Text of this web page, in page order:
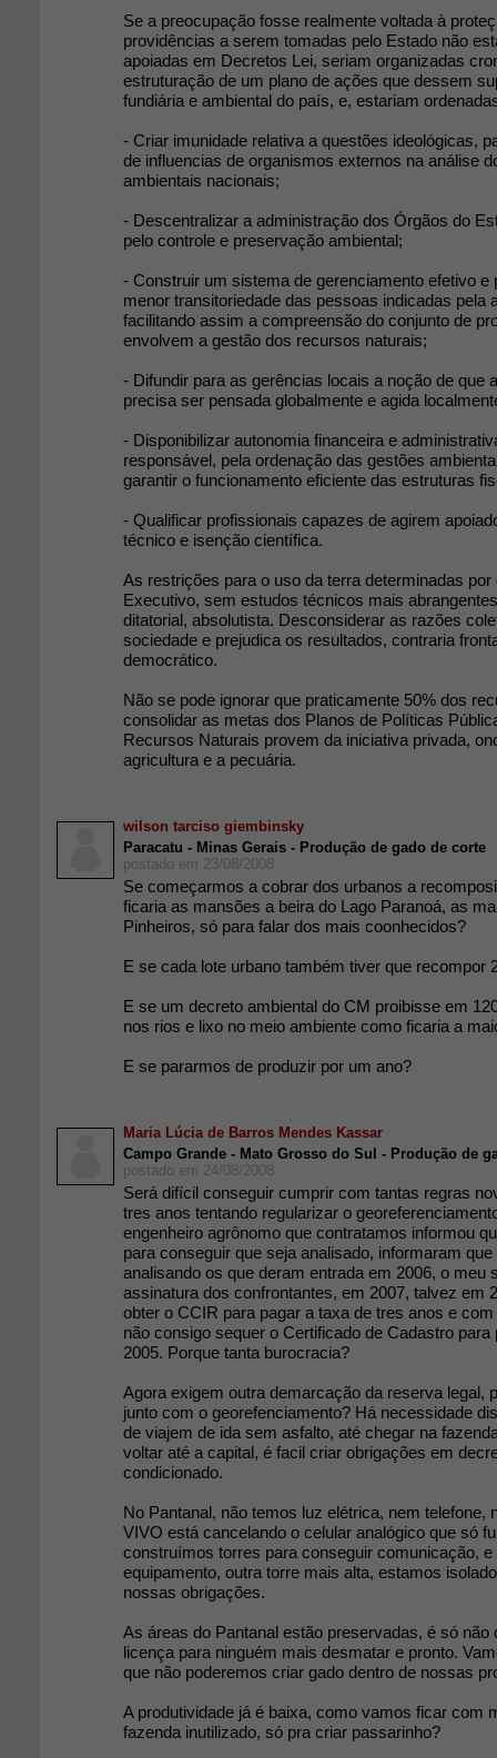
Se a preocupação fosse realmente voltada à
providências a serem tomadas pelo Estado não
apoiadas em Decretos Lei, seriam organizadas
estruturação de um plano de ações que dessem
fundiária e ambiental do país, e, estariam
- Criar imunidade relativa a questões ideológicas,
de influencias de organismos externos na análise
ambientais nacionais;
- Descentralizar a administração dos Órgãos do
pelo controle e preservação ambiental;
- Construir um sistema de gerenciamento efetivo e
menor transitoriedade das pessoas indicadas pela
facilitando assim a compreensão do conjunto de
envolvem a gestão dos recursos naturais;
- Difundir para as gerências locais a noção de que
precisa ser pensada globalmente e agida
- Disponibilizar autonomia financeira e
responsável, pela ordenação das gestões
garantir o funcionamento eficiente das estruturas
- Qualificar profissionais capazes de agirem
técnico e isenção científica.
As restrições para o uso da terra determinadas por
Executivo, sem estudos técnicos mais
ditatorial, absolutista. Desconsiderar as razões
sociedade e prejudica os resultados, contraria
democrático.
Não se pode ignorar que praticamente 50% dos
consolidar as metas dos Planos de Políticas
Recursos Naturais provem da iniciativa privada,
agricultura e a pecuária.
wilson tarciso giembinsky
Paracatu - Minas Gerais - Produção de gado de corte
postado em 23/08/2008
Se começarmos a cobrar dos urbanos a
ficaria as mansões a beira do Lago Paranoá, as
Pinheiros, só para falar dos mais coonhecidos?
E se cada lote urbano também tiver que recompor
E se um decreto ambiental do CM proibisse em
nos rios e lixo no meio ambiente como ficaria a
E se pararmos de produzir por um ano?
Maria Lúcia de Barros Mendes Kassar
Campo Grande - Mato Grosso do Sul - Produção de
postado em 24/08/2008
Será difícil conseguir cumprir com tantas regras
tres anos tentando regularizar o
engenheiro agrônomo que contratamos informou
para conseguir que seja analisado, informaram
analisando os que deram entrada em 2006, o meu
assinatura dos confrontantes, em 2007, talvez em
obter o CCIR para pagar a taxa de tres anos e
não consigo sequer o Certificado de Cadastro para
2005. Porque tanta burocracia?
Agora exigem outra demarcação da reserva legal,
junto com o georefenciamento? Há necessidade
de viajem de ida sem asfalto, até chegar na
voltar até a capital, é facil criar obrigações em
condicionado.
No Pantanal, não temos luz elétrica, nem telefone,
VIVO está cancelando o celular analógico que só
construímos torres para conseguir comunicação,
equipamento, outra torre mais alta, estamos
nossas obrigações.
As áreas do Pantanal estão preservadas, é só não
licença para ninguém mais desmatar e pronto.
que não poderemos criar gado dentro de nossas
A produtividade já é baixa, como vamos ficar com
fazenda inutilizado, só pra criar passarinho?